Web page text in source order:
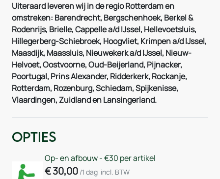
Uiteraard leveren wij in de regio Rotterdam en
omstreken: Barendrecht, Bergschenhoek, Berkel &
Rodenrijs, Brielle, Cappelle a/d IJssel, Hellevoetsluis,
Hillegerberg-Schiebroek, Hoogvliet, Krimpen a/d IJssel,
Maasdijk, Maassluis, Nieuwekerk a/d IJssel, Nieuw-
Helvoet, Oostvoorne, Oud-Beijerland, Pijnacker,
Poortugal, Prins Alexander, Ridderkerk, Rockanje,
Rotterdam, Rozenburg, Schiedam, Spijkenisse,
Vlaardingen, Zuidland en Lansingerland.
Opties
Op- en afbouw - €30 per artikel
€30,00 /1 dag incl. BTW